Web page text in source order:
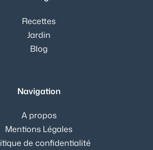
Recettes
Jardin
Blog
Navigation
A propos
Mentions Légales
de confidentialité